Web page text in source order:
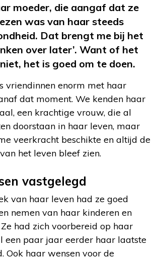
moeder, die aangaf dat ze
was van haar steeds
Dat brengt me bij het
over later’. Want of het
het is goed om te doen.
vriendinnen enorm met haar
dat moment. We kenden haar
een krachtige vrouw, die al
doorstaan in haar leven, maar
veerkracht beschikte en altijd de
het leven bleef zien.
vastgelegd
van haar leven had ze goed
nemen van haar kinderen en
had zich voorbereid op haar
een paar jaar eerder haar laatste
Ook haar wensen voor de